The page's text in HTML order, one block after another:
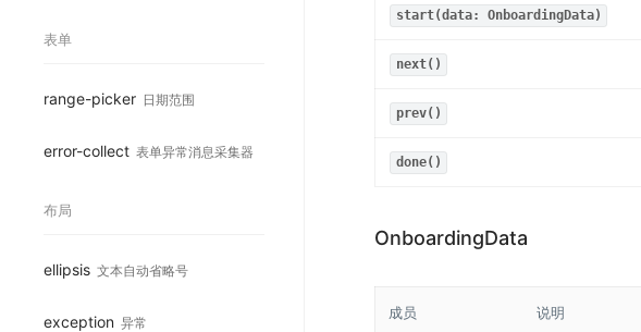
表单
range-picker 日期范围
error-collect 表单异常消息采集器
布局
ellipsis 文本自动省略号
exception 异常
start(data: OnboardingData)
next()
prev()
done()
OnboardingData
成员 说明